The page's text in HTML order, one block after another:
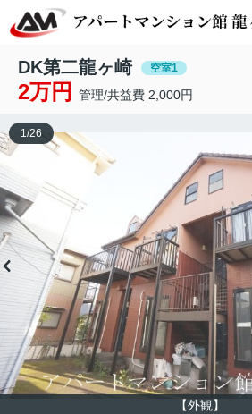
DK第二龍ヶ崎 空室1
2万円 管理/共益費 2,000円
【外観】
1/26